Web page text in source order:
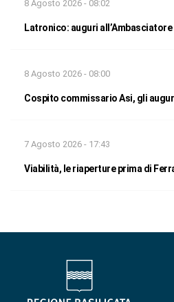
8 Agosto 2026 - 08:02
Latronico: auguri
8 Agosto 2026 - 08:00
Cospito commissario Asi, gli
7 Agosto 2026 - 17:43
Viabilità, le riaperture prima di